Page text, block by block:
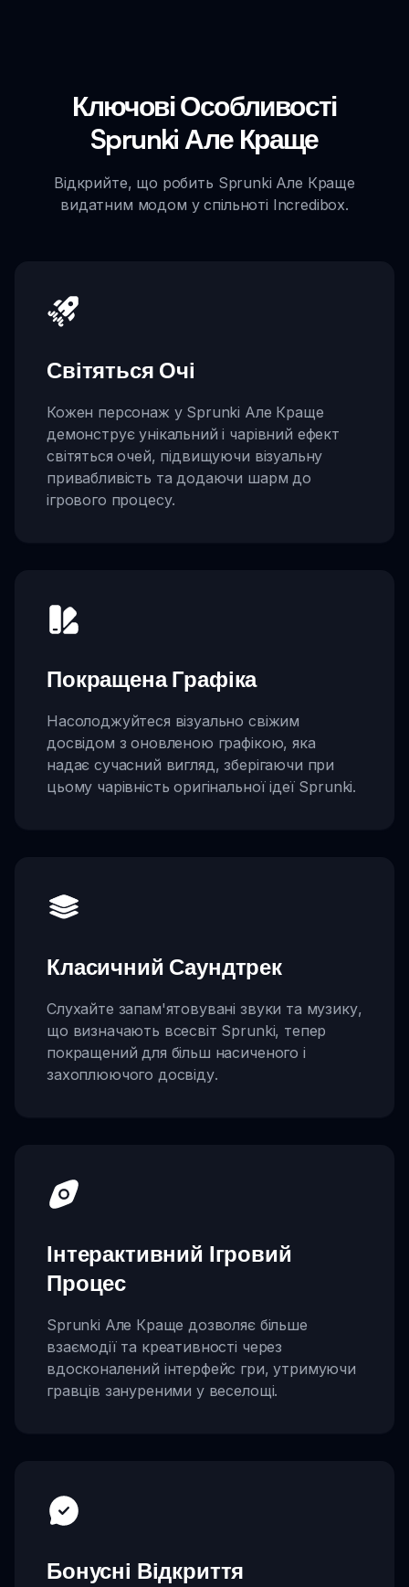
Ключові Особливості
Sprunki Але Краще
Відкрийте, що робить Sprunki Але Краще
видатним модом у спільноті Incredibox.
Світяться Очі
Кожен персонаж у Sprunki Але Краще
демонструє унікальний і чарівний ефект
світяться очей, підвищуючи візуальну
привабливість та додаючи шарм до
ігрового процесу.
Покращена Графіка
Насолоджуйтеся візуально свіжим
досвідом з оновленою графікою, яка
надає сучасний вигляд, зберігаючи при
цьому чарівність оригінальної ідеї Sprunki.
Класичний Саундтрек
Слухайте запам'ятовувані звуки та музику,
що визначають всесвіт Sprunki, тепер
покращений для більш насиченого і
захоплюючого досвіду.
Інтерактивний Ігровий
Процес
Sprunki Але Краще дозволяє більше
взаємодії та креативності через
вдосконалений інтерфейс гри, утримуючи
гравців зануреними у веселощі.
Бонусні Відкриття